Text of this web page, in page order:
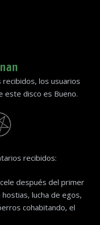
los usuarios
este disco es Bueno.
recibidos:
después del primer
lucha de egos,
cohabitando, el